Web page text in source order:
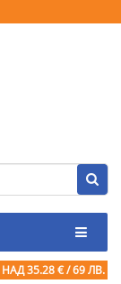
НАД 35.28 € / 69 ЛВ.